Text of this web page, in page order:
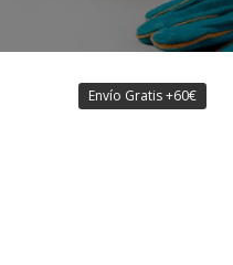
Envío Gratis +60€